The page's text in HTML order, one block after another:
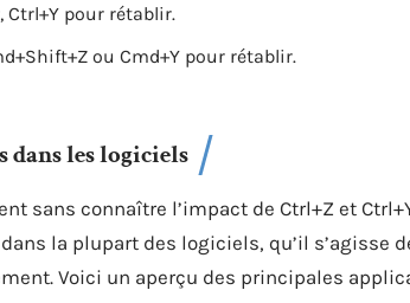
Ctrl+Y pour rétablir.
ou Cmd+Y pour rétablir.
dans les logiciels
sans connaître l’impact de Ctrl+Z et
la plupart des logiciels, qu’il s’agisse
Voici un aperçu des principales